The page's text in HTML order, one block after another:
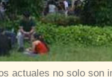
actuales no solo